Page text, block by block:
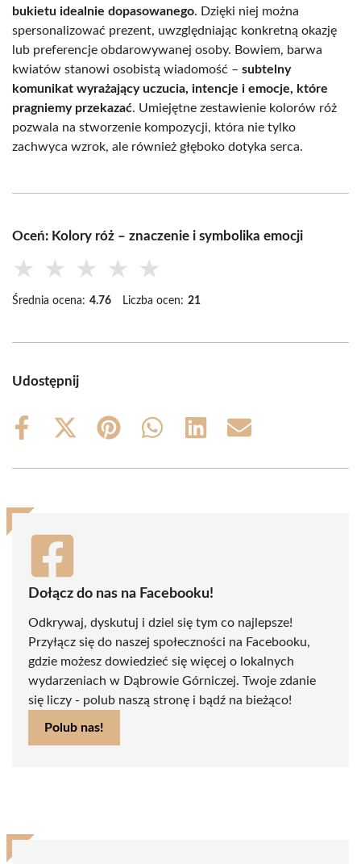
bukietu idealnie dopasowanego. Dzięki niej można
spersonalizować prezent, uwzględniając konkretną okazję
lub preferencje obdarowywanej osoby. Bowiem, barwa
kwiatów stanowi osobistą wiadomość – subtelny
komunikat wyrażający uczucia, intencje i emocje, które
pragniemy przekazać. Umiejętne zestawienie kolorów róż
pozwala na stworzenie kompozycji, która nie tylko
zachwyca wzrok, ale również głęboko dotyka serca.
Oceń: Kolory róż – znaczenie i symbolika emocji
★ ★ ★ ★ ★
Średnia ocena: 4.76 Liczba ocen: 21
Udostępnij
Share
Share
(Twitter)
Share
Share
Share
Share
Dołącz do nas na Facebooku!
Odkrywaj, dyskutuj i dziel się tym co najlepsze!
Przyłącz się do naszej społeczności na Facebooku,
gdzie możesz dowiedzieć się więcej o lokalnych
wydarzeniach w Dąbrowie Górniczej. Twoje zdanie
się liczy - polub naszą stronę i bądź na bieżąco!
Polub nas!